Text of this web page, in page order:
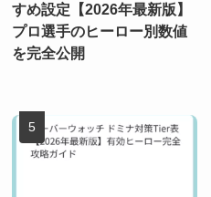
すめ設定【2026年最新版】
プロ選手のヒーロー別数値
を完全公開